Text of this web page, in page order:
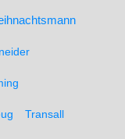
Transall